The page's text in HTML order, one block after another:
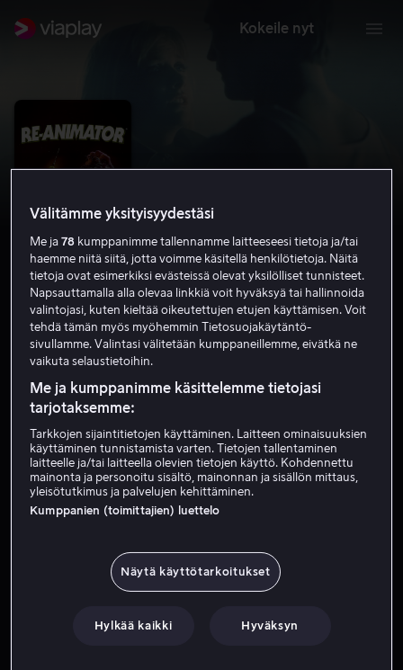
Kokeile nyt
Re-Animator
7.1 Komedia Kauhu 1985 1 h 22 min
K-16
Vuokraa 3,99 €
Osta 12,99 €
Katso traileri
Kun Herbert West saapuu Miskatonicin yliopistoon,
Kun Herbert West saapuu Miskatonicin yliopistoon,
lääketieteen opiskelija Danin ja hänen morsiamensa
Meganin elämä muuttuu. Herbert nimittäin vuokraa
Välitämme yksityisyydestäsi
Me ja78 kumppanimme tallennamme laitteeseesi tietoja ja/tai
haemme niitä siitä, jotta voimme käsitellä henkilötietoja. Näitä
tietoja ovat esimerkiksi evästeissä olevat yksilölliset tunnisteet.
Napsauttamalla alla olevaa linkkiä voit hyväksyä tai hallinnoida
valintojasi, kuten kieltää oikeutettujen etujen käyttämisen. Voit
tehdä tämän myös myöhemmin Tietosuojakäytäntö-
sivullamme. Valintasi välitetään kumppaneillemme, eivätkä ne
vaikuta selaustietoihin.
Me ja kumppanimme käsittelemme tietojasi
tarjotaksemme:
Tarkkojen sijaintitietojen käyttäminen. Laitteen ominaisuuksien
käyttäminen tunnistamista varten. Tietojen tallentaminen
laitteelle ja/tai laitteella olevien tietojen käyttö. Kohdennettu
mainonta ja personoitu sisältö, mainonnan ja sisällön mittaus,
yleisötutkimus ja palvelujen kehittäminen.
Kumppanien (toimittajien) luettelo
Näytä käyttötarkoitukset
Hylkää kaikki Hyväksyn